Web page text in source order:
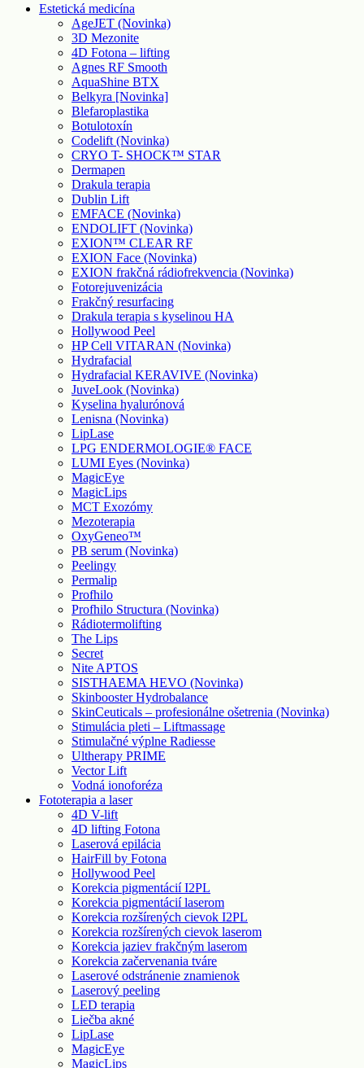
Estetická medicína
AgeJET (Novinka)
3D Mezonite
4D Fotona – lifting
Agnes RF Smooth
AquaShine BTX
Belkyra [Novinka]
Blefaroplastika
Botulotoxín
Codelift (Novinka)
CRYO T- SHOCK™ STAR
Dermapen
Drakula terapia
Dublin Lift
EMFACE (Novinka)
ENDOLIFT (Novinka)
EXION™ CLEAR RF
EXION Face (Novinka)
EXION frakčná rádiofrekvencia (Novinka)
Fotorejuvenizácia
Frakčný resurfacing
Drakula terapia s kyselinou HA
Hollywood Peel
HP Cell VITARAN (Novinka)
Hydrafacial
Hydrafacial KERAVIVE (Novinka)
JuveLook (Novinka)
Kyselina hyalurónová
Lenisna (Novinka)
LipLase
LPG ENDERMOLOGIE® FACE
LUMI Eyes (Novinka)
MagicEye
MagicLips
MCT Exozómy
Mezoterapia
OxyGeneo™
PB serum (Novinka)
Peelingy
Permalip
Profhilo
Profhilo Structura (Novinka)
Rádiotermolifting
The Lips
Secret
Nite APTOS
SISTHAEMA HEVO (Novinka)
Skinbooster Hydrobalance
SkinCeuticals – profesionálne ošetrenia (Novinka)
Stimulácia pleti – Liftmassage
Stimulačné výplne Radiesse
Ultherapy PRIME
Vector Lift
Vodná ionoforéza
Fototerapia a laser
4D V-lift
4D lifting Fotona
Laserová epilácia
HairFill by Fotona
Hollywood Peel
Korekcia pigmentácií I2PL
Korekcia pigmentácií laserom
Korekcia rozšírených cievok I2PL
Korekcia rozšírených cievok laserom
Korekcia jaziev frakčným laserom
Korekcia začervenania tváre
Laserové odstránenie znamienok
Laserový peeling
LED terapia
Liečba akné
LipLase
MagicEye
MagicLips